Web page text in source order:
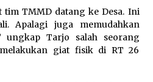
Turut Perkuat
KEK Samota
Destinasi Wisata Bahari
tim TMMD datang ke Desa. Ini
Apalagi juga memudahkan
ungkap Tarjo salah seorang
giat fisik di RT 26